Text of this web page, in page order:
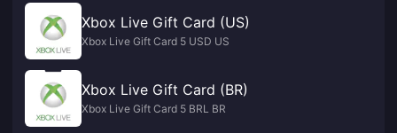
Xbox Live Gift Card (US)
Xbox Live Gift Card 5 USD US
Xbox Live Gift Card (BR)
Xbox Live Gift Card 5 BRL BR